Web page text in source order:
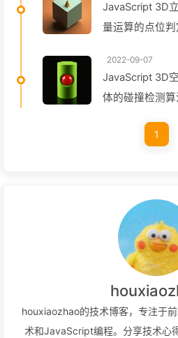
JavaScript 3D
量运算的点位
2022-09-07
JavaScript 3D
体的碰撞检测算
1
houxiaozhao的技术博客，专注于
术和JavaScript编程。分享技术心